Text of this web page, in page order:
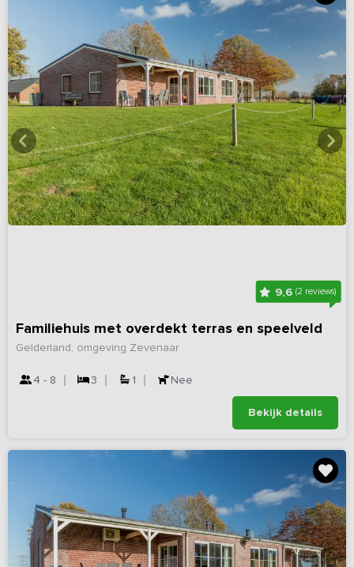
9,6(2 reviews)
Familiehuis met overdekt terras en speelveld
Gelderland, omgeving Zevenaar
4 - 8 3 1 Nee
Bekijk details